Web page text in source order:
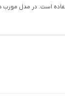
استفاده است. در